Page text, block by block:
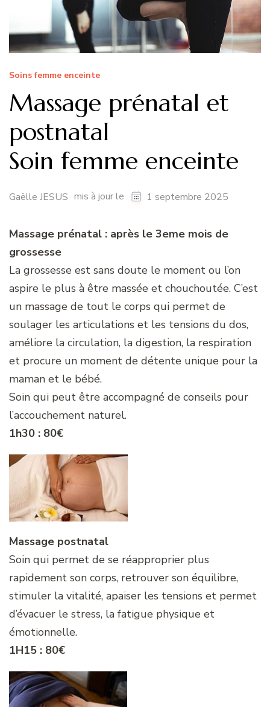
Soins femme enceinte
Massage prénatal et
postnatal
Soin femme enceinte
Gaëlle JESUS mis à jour le 1 septembre 2025
Massage prénatal : après le 3eme mois de
grossesse
La grossesse est sans doute le moment ou l’on
aspire le plus à être massée et chouchoutée. C’est
un massage de tout le corps qui permet de
soulager les articulations et les tensions du dos,
améliore la circulation, la digestion, la respiration
et procure un moment de détente unique pour la
maman et le bébé.
Soin qui peut être accompagné de conseils pour
l’accouchement naturel.
1h30 : 80€
Massage postnatal
Soin qui permet de se réapproprier plus
rapidement son corps, retrouver son équilibre,
stimuler la vitalité, apaiser les tensions et permet
d’évacuer le stress, la fatigue physique et
émotionnelle.
1H15 : 80€